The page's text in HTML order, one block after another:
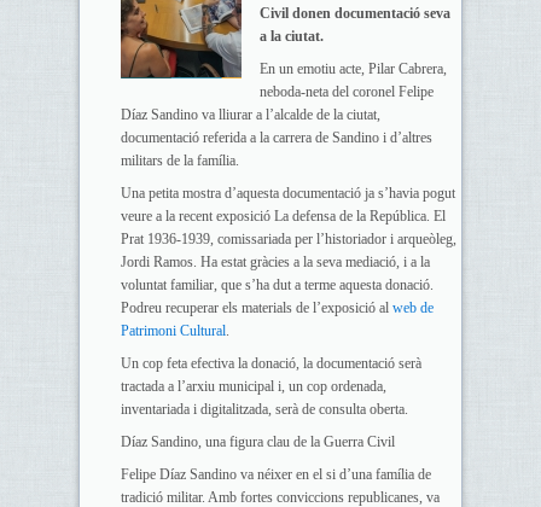
Civil donen documentació seva
a la ciutat.
En un emotiu acte, Pilar Cabrera,
neboda-neta del coronel Felipe
Díaz Sandino va lliurar a l’alcalde de la ciutat,
documentació referida a la carrera de Sandino i d’altres
militars de la família.
Una petita mostra d’aquesta documentació ja s’havia pogut
veure a la recent exposició La defensa de la República. El
Prat 1936-1939, comissariada per l’historiador i arqueòleg,
Jordi Ramos. Ha estat gràcies a la seva mediació, i a la
voluntat familiar, que s’ha dut a terme aquesta donació.
Podreu recuperar els materials de l’exposició al web de
Patrimoni Cultural.
Un cop feta efectiva la donació, la documentació serà
tractada a l’arxiu municipal i, un cop ordenada,
inventariada i digitalitzada, serà de consulta oberta.
Díaz Sandino, una figura clau de la Guerra Civil
Felipe Díaz Sandino va néixer en el si d’una família de
tradició militar. Amb fortes conviccions republicanes, va